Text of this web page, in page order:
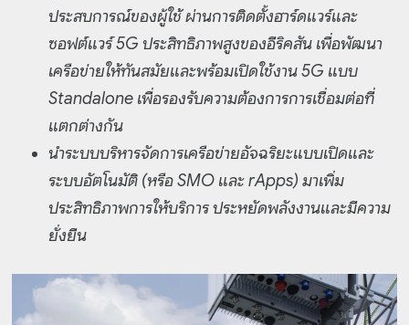
ประสบการณ์ของผู้ใช้ ผ่านการติดตั้งฮาร์ดแวร์และ
ซอฟต์แวร์ 5G ประสิทธิภาพสูงของอีริคสัน เพื่อพัฒนา
เครือข่ายให้ทันสมัยและพร้อมเปิดใช้งาน 5G แบบ
Standalone เพื่อรองรับความต้องการการเชื่อมต่อที่
แตกต่างกัน
นำระบบบริหารจัดการเครือข่ายอัจฉริยะแบบเปิดและ
ระบบอัตโนมัติ (หรือ SMO และ rApps) มาเพิ่ม
ประสิทธิภาพการให้บริการ ประหยัดพลังงานและมีความ
ยั่งยืน